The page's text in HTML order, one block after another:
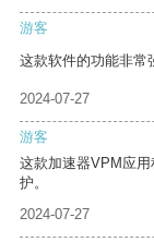
游客
这款软件的功能非常
2024-07-27
游客
这款加速器VPM应
护。
2024-07-27